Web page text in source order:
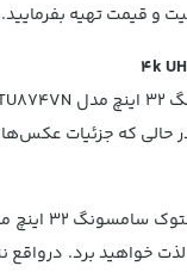
و قیمت تهیه بفرمایید.
حالی که جزئیات